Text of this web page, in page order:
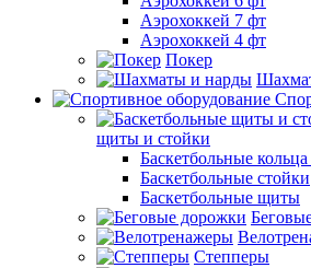
Аэрохоккей 7 фт
Аэрохоккей 4 фт
Покер
щиты и стойки
Баскетбольные
Баскетбольные стойки
Баскетбольные щиты
Степперы